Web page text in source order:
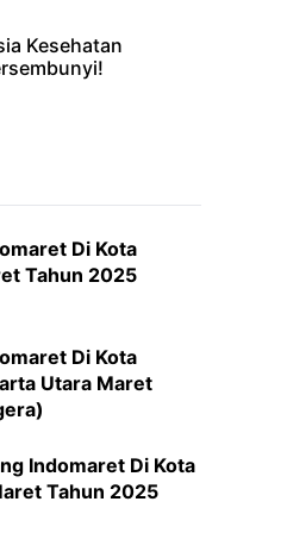
Kesehatan
Di Kota
Tahun 2025
Di Kota
Utara Maret
Indomaret Di Kota
Tahun 2025